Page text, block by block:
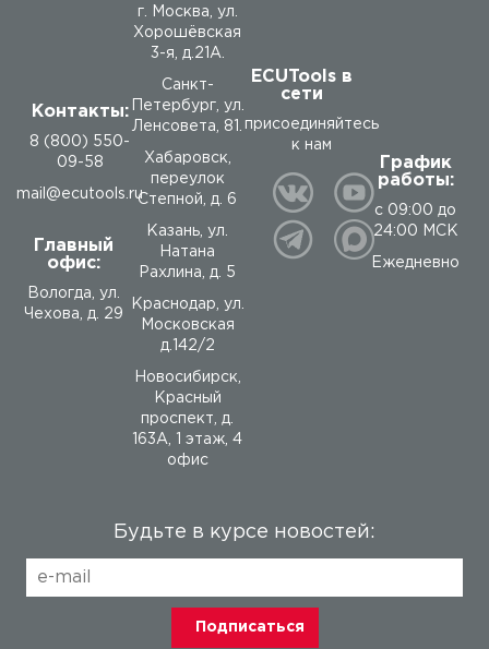
Контакты:
8 (800) 550-
09-58
mail@ecutools.ru
Главный
офис:
Вологда, ул.
Чехова, д. 29
г. Москва, ул.
Хорошёвская
3-я, д.21А.
Санкт-
Петербург, ул.
Ленсовета, 81.
Хабаровск,
переулок
Степной, д. 6
Казань, ул.
Натана
Рахлина, д. 5
Краснодар, ул.
Московская
д.142/2
Новосибирск,
Красный
проспект, д.
163А, 1 этаж, 4
офис
ECUTools в
сети
присоединяйтесь
к нам
График
работы:
с 09:00 до
24:00 МСК
Ежедневно
Будьте в курсе новостей: